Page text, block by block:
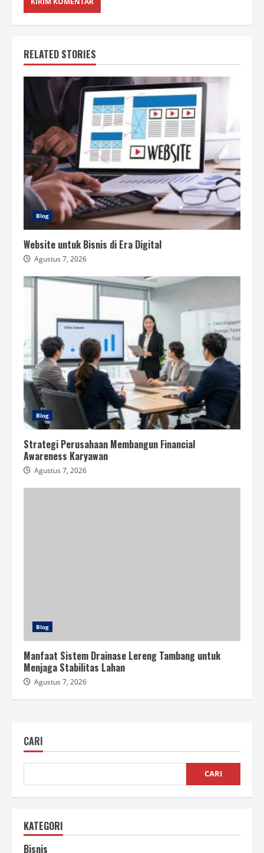
RELATED STORIES
Blog
Website untuk Bisnis di Era Digital
Agustus 7, 2026
Blog
Strategi Perusahaan Membangun Financial
Awareness Karyawan
Agustus 7, 2026
Blog
Manfaat Sistem Drainase Lereng Tambang untuk
Menjaga Stabilitas Lahan
Agustus 7, 2026
CARI
CARI
KATEGORI
Bisnis